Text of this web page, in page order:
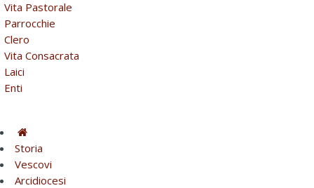
Vita Pastorale
Parrocchie
Clero
Vita Consacrata
Laici
Enti
Storia
Vescovi
Arcidiocesi